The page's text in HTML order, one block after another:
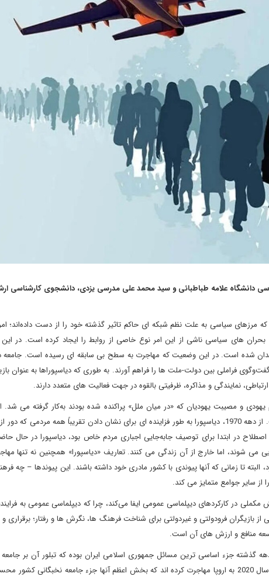
دانشگاه علامه طباطبائی و سید محمد علی مدرسی یزدی، دانشجوی کارشناسی
مرزهای سیاسی به علت نظم شبکه ای حاکم تاثیر گذشته خود را از دست داده‌اند؛
بحران های سیاسی ناشی از این امر نوع خاصی از روابط را ایجاد کرده است. در
شده است. در این وضعیت که مهاجرت به سطح بی سابقه ای رسیده است. جامعه
فراملی بین دولت-ملت ها را فراهم آورند. به طوری که دیاسپوراها به عنوان
نمایندگی و مذاکره، ظرفیتی بالقوه در جهت فعالیت های متعدد دارند.
یهودی و مصیبت یهودیان که «در میان ملل» پراکنده شده بودند به‌کار گرفته می شد.
اصطلاح عامیانه در مقیاس بزرگتری تعمیم یافت. از دهه 1970، دیاسپورا به طور فزاینده ای برای نشان دادن تقریباً
در ابتدا برای توصیف جابه‌جایی اجباری مردم خاص بود، دیاسپورا در حال
شوند، اما خارج از آن زندگی می کنند. تعاریف «دیاسپورا» همچنین نه تنها
البته تا زمانی که آنها پیوندی با کشور مادری خود داشته باشند. این پیوندها – چه
سایر جوامع متمایز می کند.
در کارکردهای دیپلماسی عمومی ایفا می‌کند، چرا که دیپلماسی عمومی به
بازیگران فرودولتی و غیردولتی برای شناخت فرهنگ ها، نگرش ها و رفتار؛ برقراری و
منافع و ارزش های آن است.
گذشته جز‌ء اساسی ترین مسائل جمهوری اسلامی ایران بوده که تبلور آن بر جامعه
شده است. به‌طوری که حدودا 512,303 نفر در سال 2020 به اروپا مهاجرت کرده اند که بخش اعظم آنها جزء جامعه